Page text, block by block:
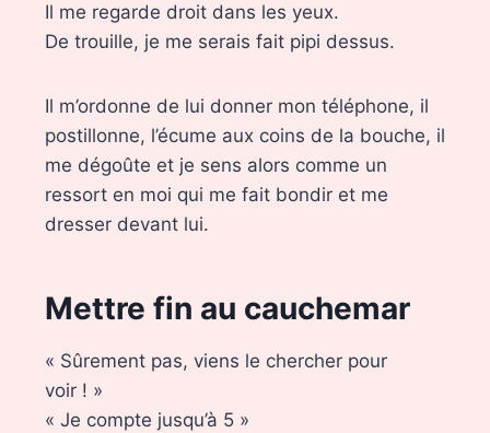
Il me regarde droit dans les yeux.
De trouille, je me serais fait pipi dessus.
Il m’ordonne de lui donner mon téléphone, il
postillonne, l’écume aux coins de la bouche, il
me dégoûte et je sens alors comme un
ressort en moi qui me fait bondir et me
dresser devant lui.
Mettre fin au cauchemar
« Sûrement pas, viens le chercher pour
voir ! »
« Je compte jusqu’à 5 »